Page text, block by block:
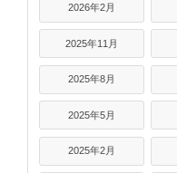
2026年2月
2025年11月
2025年8月
2025年5月
2025年2月